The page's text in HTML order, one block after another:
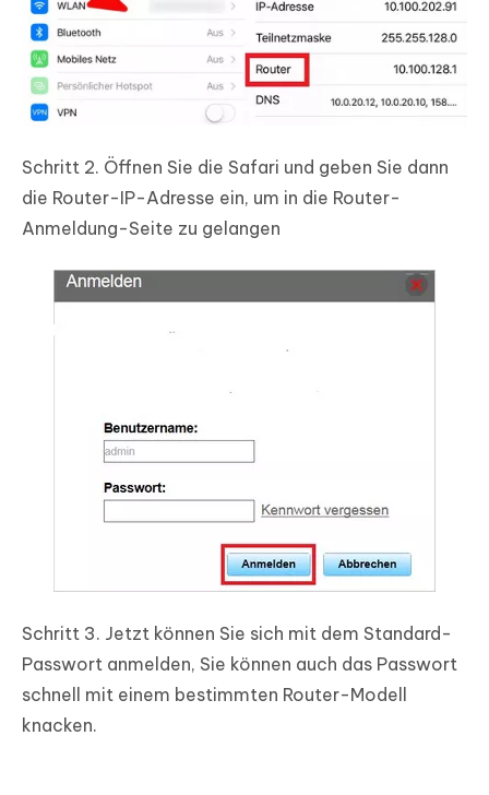
Schritt 2. Öffnen Sie die Safari und geben Sie dann
die Router-IP-Adresse ein, um in die Router-
Anmeldung-Seite zu gelangen
Schritt 3. Jetzt können Sie sich mit dem Standard-
Passwort anmelden, Sie können auch das Passwort
schnell mit einem bestimmten Router-Modell
knacken.